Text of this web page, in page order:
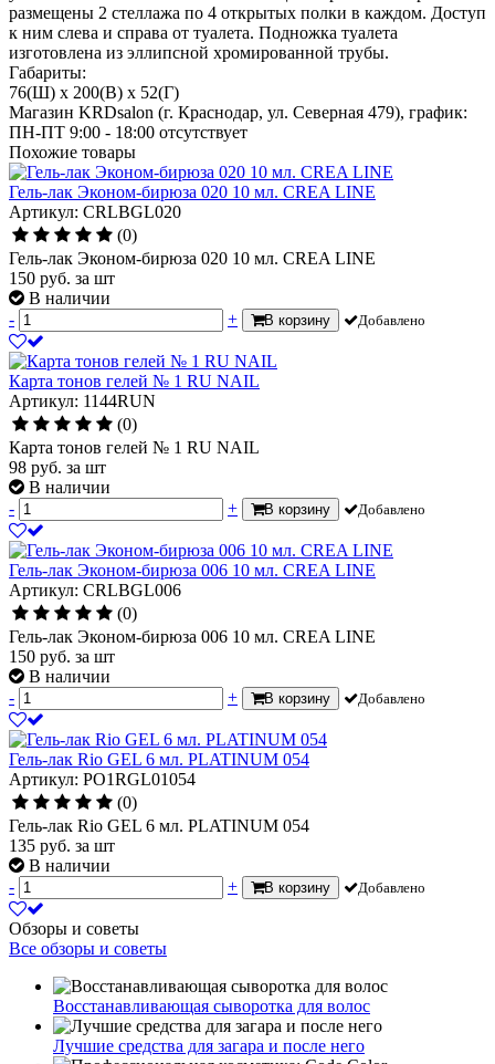
размещены 2 стеллажа по 4 открытых полки в каждом. Доступ
к ним слева и справа от туалета. Подножка туалета
изготовлена из эллипсной хромированной трубы.
Габариты:
76(Ш) x 200(В) x 52(Г)
Магазин KRDsalon (г. Краснодар, ул. Северная 479), график:
ПН-ПТ 9:00 - 18:00 отсутствует
Похожие товары
Гель-лак Эконом-бирюза 020 10 мл. CREA LINE
Артикул: CRLBGL020
(0)
Гель-лак Эконом-бирюза 020 10 мл. CREA LINE
150 руб. за шт
В наличии
-
+ В корзину Добавлено
Карта тонов гелей № 1 RU NAIL
Артикул: 1144RUN
(0)
Карта тонов гелей № 1 RU NAIL
98 руб. за шт
В наличии
-
+ В корзину Добавлено
Гель-лак Эконом-бирюза 006 10 мл. CREA LINE
Артикул: CRLBGL006
(0)
Гель-лак Эконом-бирюза 006 10 мл. CREA LINE
150 руб. за шт
В наличии
-
+ В корзину Добавлено
Гель-лак Rio GEL 6 мл. PLATINUM 054
Артикул: PO1RGL01054
(0)
Гель-лак Rio GEL 6 мл. PLATINUM 054
135 руб. за шт
В наличии
-
+ В корзину Добавлено
Обзоры и советы
Все обзоры и советы
Восстанавливающая сыворотка для волос
Лучшие средства для загара и после него